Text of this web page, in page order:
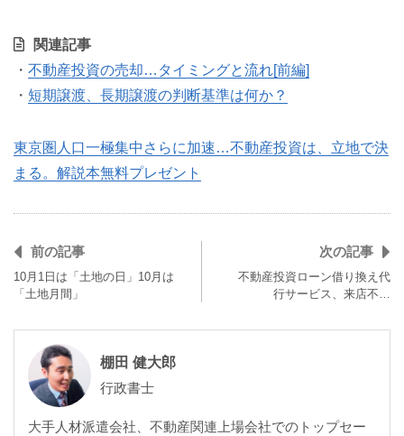
関連記事
・ 不動産投資の売却…タイミングと流れ[前編]
・ 短期譲渡、長期譲渡の判断基準は何か？
東京圏人口一極集中さらに加速…不動産投資は、立地で決
まる。解説本無料プレゼント
前の記事
10月1日は「土地の日」10月は
「土地月間」
次の記事
不動産投資ローン借り換え代
行サービス、来店不…
棚田 健大郎
行政書士
大手人材派遣会社、不動産関連上場会社でのトップセー